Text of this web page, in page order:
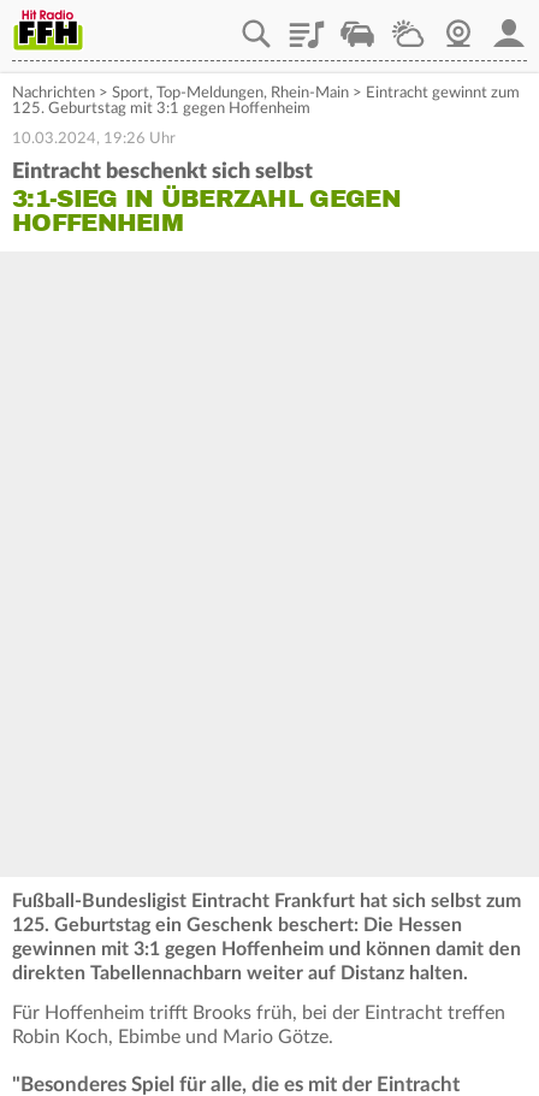
PlaylistStaupilotWetterWebcam
Nachrichten > Sport, Top-Meldungen, Rhein-Main > Eintracht gewinnt zum
125. Geburtstag mit 3:1 gegen Hoffenheim
10.03.2024, 19:26 Uhr
Eintracht beschenkt sich selbst
3:1-SIEG IN ÜBERZAHL GEGEN
HOFFENHEIM
Fußball-Bundesligist Eintracht Frankfurt hat sich selbst zum
125. Geburtstag ein Geschenk beschert: Die Hessen
gewinnen mit 3:1 gegen Hoffenheim und können damit den
direkten Tabellennachbarn weiter auf Distanz halten.
Für Hoffenheim trifft Brooks früh, bei der Eintracht treffen
Robin Koch, Ebimbe und Mario Götze.
"Besonderes Spiel für alle, die es mit der Eintracht